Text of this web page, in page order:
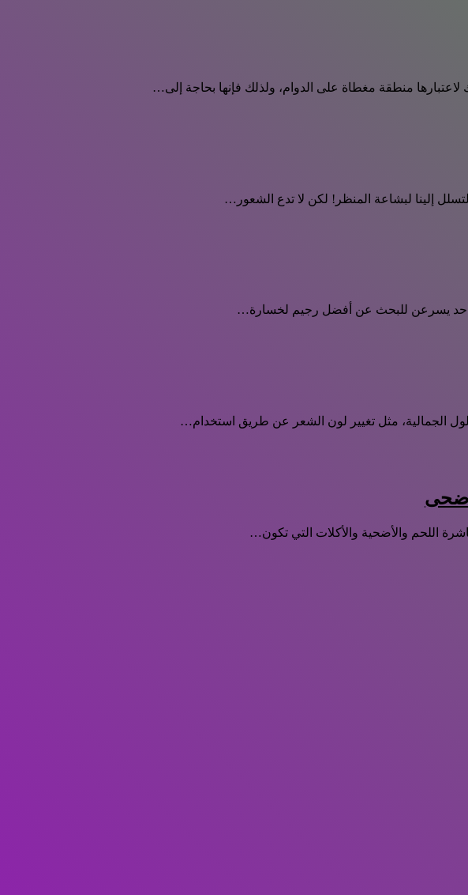
منطقة مغطاة على الدوام، ولذلك فإنها بحاجة إلى…
إلينا لبشاعة المنظر! لكن لا تدع الشعور…
واحد يسرعن للبحث عن أفضل رجيم لخسارة…
الجمالية، مثل تغيير لون الشعر عن طريق استخدام…
اللحم والأضحية والأكلات التي تكون…